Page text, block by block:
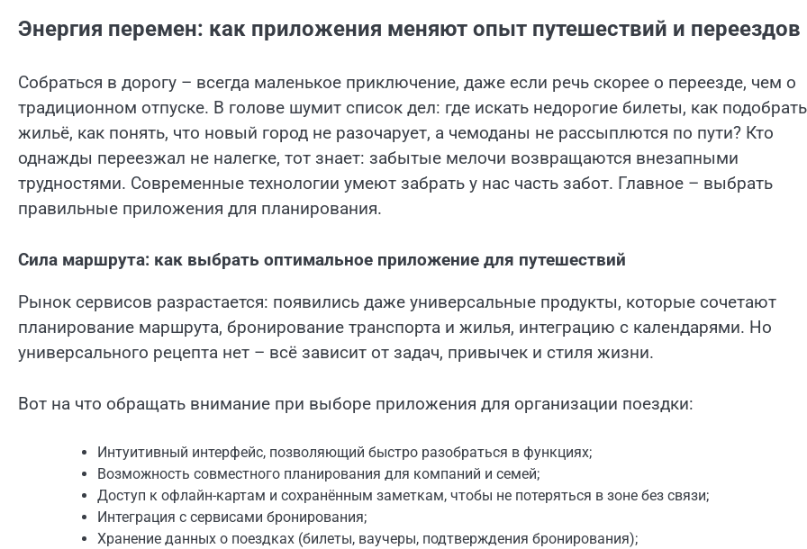
Энергия перемен: как приложения меняют опыт путешествий и переездов
Собраться в дорогу – всегда маленькое приключение, даже если речь скорее о переезде, чем о
традиционном отпуске. В голове шумит список дел: где искать недорогие билеты, как подобрать
жильё, как понять, что новый город не разочарует, а чемоданы не рассыплются по пути? Кто
однажды переезжал не налегке, тот знает: забытые мелочи возвращаются внезапными
трудностями. Современные технологии умеют забрать у нас часть забот. Главное – выбрать
правильные приложения для планирования.
Сила маршрута: как выбрать оптимальное приложение для путешествий
Рынок сервисов разрастается: появились даже универсальные продукты, которые сочетают
планирование маршрута, бронирование транспорта и жилья, интеграцию с календарями. Но
универсального рецепта нет – всё зависит от задач, привычек и стиля жизни.
Вот на что обращать внимание при выборе приложения для организации поездки:
Интуитивный интерфейс, позволяющий быстро разобраться в функциях;
Возможность совместного планирования для компаний и семей;
Доступ к офлайн-картам и сохранённым заметкам, чтобы не потеряться в зоне без связи;
Интеграция с сервисами бронирования;
Хранение данных о поездках (билеты, ваучеры, подтверждения бронирования);